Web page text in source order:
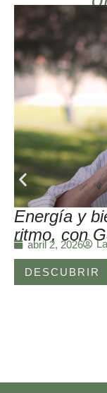
Energía y
ritmo, con
abril 2, 2026
DESCUBRIR